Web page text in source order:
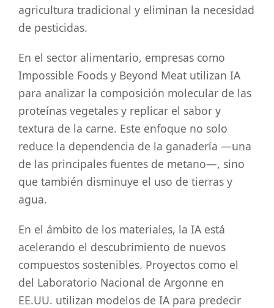
agricultura tradicional y eliminan la necesidad
de pesticidas.
En el sector alimentario, empresas como
Impossible Foods y Beyond Meat utilizan IA
para analizar la composición molecular de las
proteínas vegetales y replicar el sabor y
textura de la carne. Este enfoque no solo
reduce la dependencia de la ganadería —una
de las principales fuentes de metano—, sino
que también disminuye el uso de tierras y
agua.
En el ámbito de los materiales, la IA está
acelerando el descubrimiento de nuevos
compuestos sostenibles. Proyectos como el
del Laboratorio Nacional de Argonne en
EE.UU. utilizan modelos de IA para predecir